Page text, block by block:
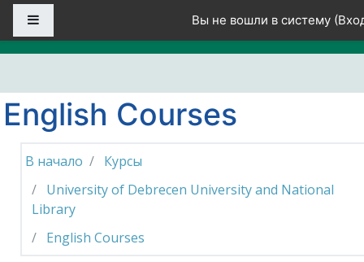
Перейти к основному содержанию
Вы не вошли в систему (
English Courses
В начало
Курсы
University of Debrecen University and National
Library
English Courses